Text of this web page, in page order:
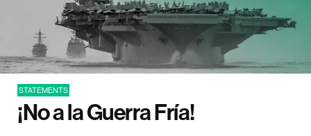
STATEMENTS
¡No a la Guerra Fría!